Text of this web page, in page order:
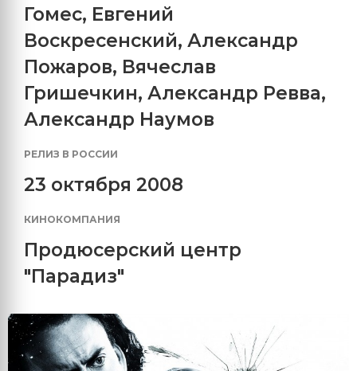
Гомес, Евгений
Воскресенский, Александр
Пожаров, Вячеслав
Гришечкин, Александр Ревва,
Александр Наумов
РЕЛИЗ В РОССИИ
23 октября 2008
КИНОКОМПАНИЯ
Продюсерский центр
"Парадиз"